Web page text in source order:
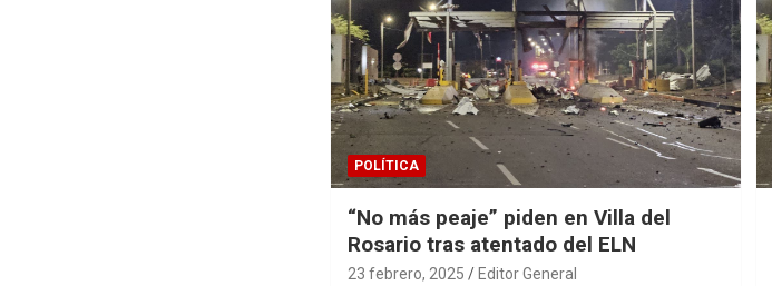
POLÍTICA
“No más peaje” piden en Villa del
Rosario tras atentado del ELN
23 febrero, 2025 Editor General